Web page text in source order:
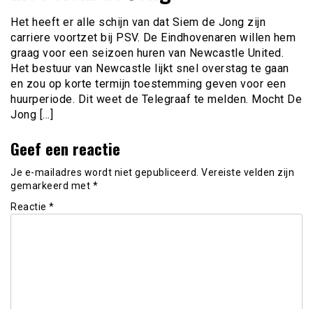
Het heeft er alle schijn van dat Siem de Jong zijn
carriere voortzet bij PSV. De Eindhovenaren willen hem
graag voor een seizoen huren van Newcastle United.
Het bestuur van Newcastle lijkt snel overstag te gaan
en zou op korte termijn toestemming geven voor een
huurperiode. Dit weet de Telegraaf te melden. Mocht De
Jong […]
Geef een reactie
Je e-mailadres wordt niet gepubliceerd. Vereiste velden zijn
gemarkeerd met *
Reactie *